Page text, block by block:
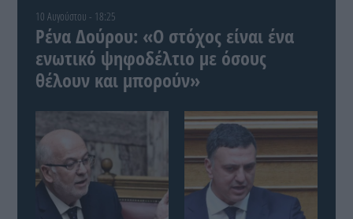
10 Αυγούστου - 18:25
Ρένα Δούρου: «Ο στόχος είναι ένα
ενωτικό ψηφοδέλτιο με όσους
θέλουν και μπορούν»